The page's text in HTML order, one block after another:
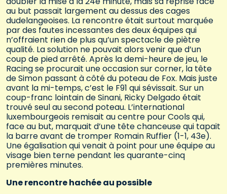
au but passait largement au dessus des cages
dudelangeoises. La rencontre était surtout marquée
par des fautes incessantes des deux équipes qui
n’offraient rien de plus qu’un spectacle de piètre
qualité. La solution ne pouvait alors venir que d’un
coup de pied arrêté. Après la demi-heure de jeu, le
Racing se procurait une occasion sur corner, la tête
de Simon passant à côté du poteau de Fox. Mais juste
avant la mi-temps, c’est le F91 qui sévissait. Sur un
coup-franc lointain de Sinani, Ricky Delgado était
trouvé seul au second poteau. L’international
luxembourgeois remisait au centre pour Cools qui,
face au but, marquait d’une tête chanceuse qui tapait
la barre avant de tromper Romain Ruffier (1-1, 43e).
Une égalisation qui venait à point pour une équipe au
visage bien terne pendant les quarante-cinq
premières minutes.
Une rencontre hachée au possible